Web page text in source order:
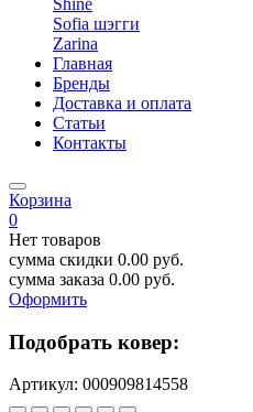
Shine
Sofia шэгги
Zarina
Главная
Бренды
Доставка и оплата
Статьи
Контакты
Корзина
0
Нет товаров
сумма скидки 0.00 руб.
сумма заказа 0.00 руб.
Оформить
Подобрать ковер:
Артикул: 000909814558